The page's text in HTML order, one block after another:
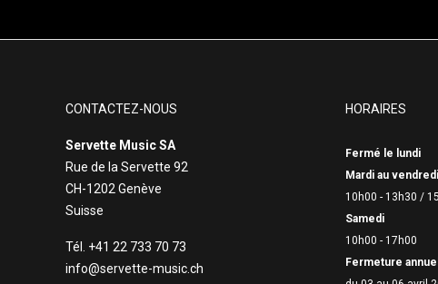
CONTACTEZ-NOUS
Servette Music SA
Rue de la Servette 92
CH-1202 Genève
Suisse
Tél. +41 22 733 70 73
info@servette-music.ch
HORAIRES
Fermé le lundi
Mardi au vendredi
10h00 - 13h30 /
Samedi
10h00 - 17h00
Fermeture